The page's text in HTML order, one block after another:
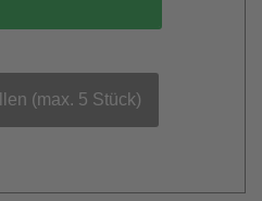
(max. 5 Stück)